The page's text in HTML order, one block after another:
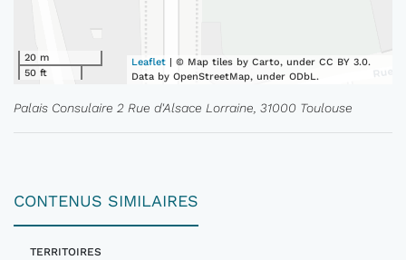
20 m
50 ft
Leaflet | © Map tiles by Carto, under CC BY 3.0.
Data by OpenStreetMap, under ODbL.
Palais Consulaire 2 Rue d'Alsace Lorraine, 31000 Toulouse
CONTENUS SIMILAIRES
TERRITOIRES